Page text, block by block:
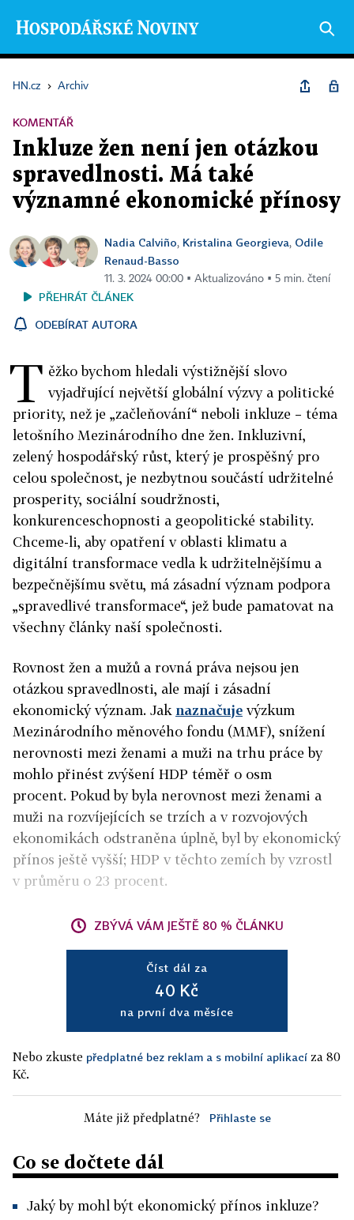
HN.cz › Archiv
KOMENTÁŘ
Inkluze žen není jen otázkou
spravedlnosti. Má také
významné ekonomické přínosy
Nadia Calviño, Kristalina Georgieva, Odile
Renaud-Basso
11. 3. 2024 00:00 ▪ Aktualizováno ▪ 5 min. čtení
PŘEHRÁT ČLÁNEK
ODEBÍRAT AUTORA
T ěžko bychom hledali výstižnější slovo
vyjadřující největší globální výzvy a politické
priority, než je „začleňování“ neboli inkluze – téma
letošního Mezinárodního dne žen. Inkluzivní,
zelený hospodářský růst, který je prospěšný pro
celou společnost, je nezbytnou součástí udržitelné
prosperity, sociální soudržnosti,
konkurenceschopnosti a geopolitické stability.
Chceme-li, aby opatření v oblasti klimatu a
digitální transformace vedla k udržitelnějšímu a
bezpečnějšímu světu, má zásadní význam podpora
„spravedlivé transformace“, jež bude pamatovat na
všechny články naší společnosti.
Rovnost žen a mužů a rovná práva nejsou jen
otázkou spravedlnosti, ale mají i zásadní
ekonomický význam. Jak naznačuje výzkum
Mezinárodního měnového fondu (MMF), snížení
nerovnosti mezi ženami a muži na trhu práce by
mohlo přinést zvýšení HDP téměř o osm
procent. Pokud by byla nerovnost mezi ženami a
muži na rozvíjejících se trzích a v rozvojových
ekonomikách odstraněna úplně, byl by ekonomický
přínos ještě vyšší; HDP v těchto zemích by vzrostl
v průměru o 23 procent.
ZBÝVÁ VÁM JEŠTĚ 80 % ČLÁNKU
Číst dál za
40 Kč
na první dva měsíce
Nebo zkuste předplatné bez reklam a s mobilní aplikací za 80
Kč.
Máte již předplatné? Přihlaste se
Co se dočtete dál
Jaký by mohl být ekonomický přínos inkluze?